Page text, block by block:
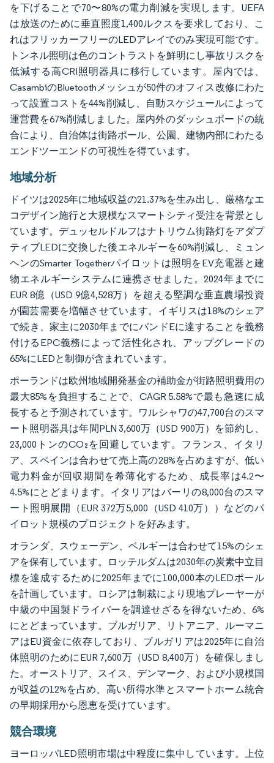
を下げることで70〜80%の電力削減を実現します。UEFA
は放送のために垂直照度1,400ルクスを要求しており、こ
れはフリッカーフリーのLEDアレイでのみ実現可能です。
トンネル照明は色のコントラストを鮮明にし事故リスクを
低減する高CRI照明器具に移行しています。屋内では、
CasambiのBluetoothメッシュが50件のオフィス改修にわた
って設置コストを44%削減し、自動スケジュールによって
運営費を67%削減しました。屋内外のダッシュボードの統
合により、自治体は街路ポール、公園、建物内部にわたる
エンドツーエンドの可視性を得ています。
地域分析
ドイツは2025年に地域収益の21.37%を生み出し、厳格なエ
コデザイン施行と大規模なスマートシティ受注を背景とし
ています。デュッセルドルフはナトリウム街路灯をアダプ
ティブLEDに交換した後エネルギーを60%削減し、ミュン
ヘンのSmarter Togetherパイロットは照明をEV充電器と建
物エネルギーシステムに連携させました。2024年までに
EUR 8億（USD 9億4,528万）を超える堅調な垂直農場投資
が園芸需要を増幅させています。イギリスは18%のシェア
で続き、家主に2030年までにバンドEに達することを義務
付けるEPC義務によって活性化され、アップグレードの
65%にLEDと制御が含まれています。
ポーランドは欧州地域開発基金の補助金が街路照明費用の
最大85%を負担することで、CAGR 5.58%で最も急速に成
長すると予測されています。ワルシャワの47,700台のスマ
ート照明器具は年間PLN 3,600万（USD 900万）を節約し、
23,000トンのCO₂を回避しています。フランス、イタリ
ア、スペインは合わせて売上高の28%を占めますが、低い
電力料金が回収期間を希薄化するため、成長率は4.2〜
4.5%にとどまります。イタリアはバーリの8,000台のスマ
ート照明展開（EUR 372万5,000（USD 410万））などのパ
イロット規模のプロジェクトを好みます。
オランダ、スウェーデン、ベルギーは合わせて15%のシェ
アを保有しています。ロッテルダムは2030年の炭素中立目
標を達成するために2025年までに100,000本のLEDポール
を計画しています。ロシアは制裁により現地プレーヤーが
中級の中国製ドライバーを調達せざるを得ないため、6%
にとどまっています。ブルガリア、リトアニア、ルーマニ
アはEU資金に依存しており、ブルガリアは2025年に自治
体照明のためにEUR 7,600万（USD 8,400万）を確保しまし
た。オーストリア、スイス、デンマーク、および小規模国
が収益の12%を占め、高い所得水準とスマートホーム統合
の早期採用から恩恵を受けています。
競合環境
ヨーロッパLED照明市場は中程度に集中しています。上位